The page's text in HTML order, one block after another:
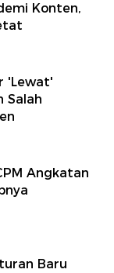
Konten,
'Lewat'
Salah
Angkatan
Baru